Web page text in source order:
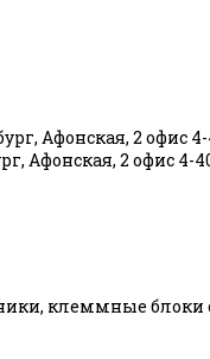
Афонская, 2 офис
Афонская, 2 офис 4-
клеммные блоки